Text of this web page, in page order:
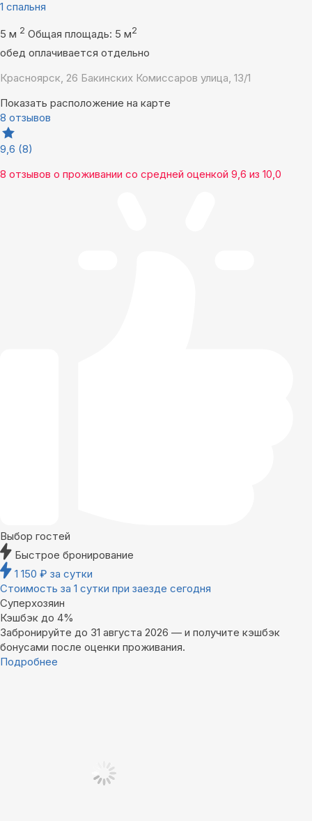
1 спальня
5 м 2 Общая площадь: 5 м2
обед оплачивается отдельно
Красноярск, 26 Бакинских Комиссаров улица, 13/1
Показать расположение на карте
8 отзывов
9,6 (8)
8 отзывов о проживании со средней оценкой 9,6 из 10,0
Выбор гостей
Быстрое бронирование
1 150 ₽ за сутки
Стоимость за 1 сутки при заезде сегодня
Суперхозяин
Кэшбэк до 4%
Забронируйте до 31 августа 2026 — и получите кэшбэк
бонусами после оценки проживания.
Подробнее